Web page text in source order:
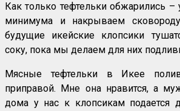
Как только тефтельки обжарились –
минимума и накрываем
будущие икейские клопсики
соку, пока мы делаем для них
Мясные тефтельки в Икее
приправой. Мне она нравится, а
дома у нас к клопсикам подается